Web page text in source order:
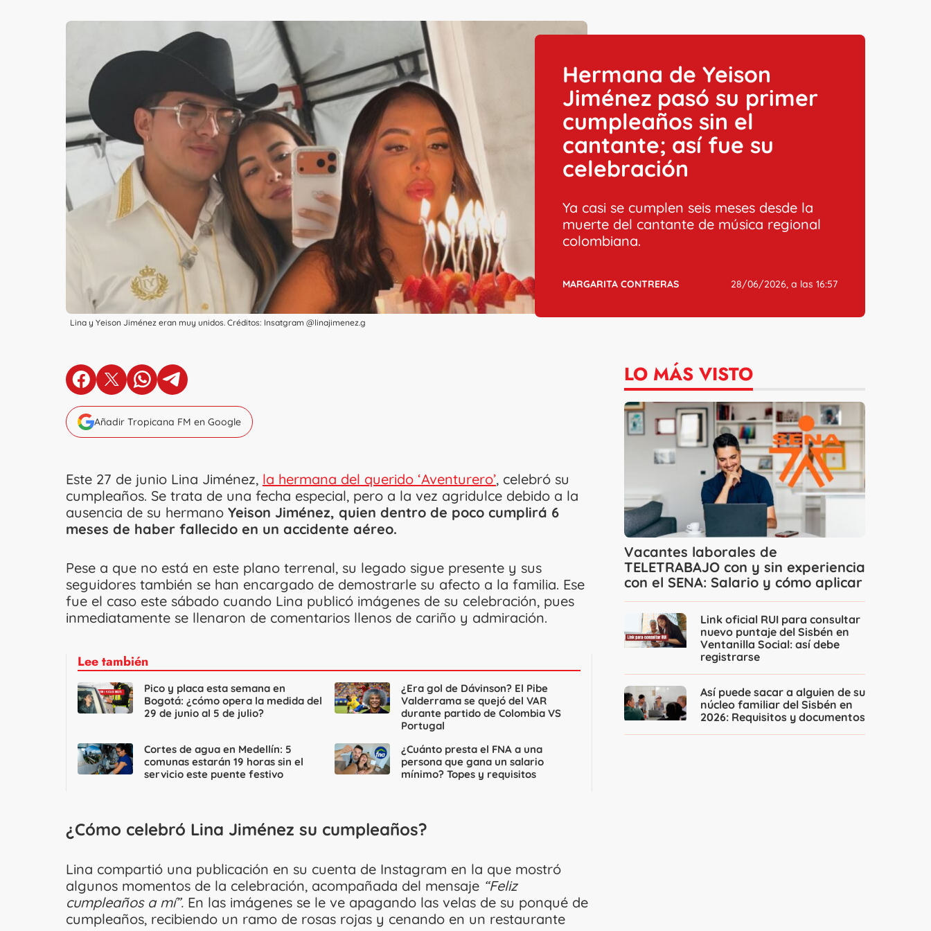
Lina y Yeison Jiménez eran muy unidos. Créditos: Insatgram @linajimenez.g
Hermana de Yeison
Jiménez pasó su primer
cumpleaños sin el
cantante; así fue su
celebración
Ya casi se cumplen seis meses desde la
muerte del cantante de música regional
colombiana.
MARGARITA CONTRERAS 28/06/2026, a las 16:57
en Facebook
en X en Whatsapp
en Telegram
Añadir Tropicana FM en Google
Este 27 de junio Lina Jiménez, la hermana del querido ‘Aventurero’, celebró su
cumpleaños. Se trata de una fecha especial, pero a la vez agridulce debido a la
ausencia de su hermano Yeison Jiménez, quien dentro de poco cumplirá 6
meses de haber fallecido en un accidente aéreo.
Pese a que no está en este plano terrenal, su legado sigue presente y sus
seguidores también se han encargado de demostrarle su afecto a la familia. Ese
fue el caso este sábado cuando Lina publicó imágenes de su celebración, pues
inmediatamente se llenaron de comentarios llenos de cariño y admiración.
Lee también
Pico y placa esta semana en
Bogotá: ¿cómo opera la medida del
29 de junio al 5 de julio?
¿Era gol de Dávinson? El Pibe
Valderrama se quejó del VAR
durante partido de Colombia VS
Portugal
Cortes de agua en Medellín: 5
comunas estarán 19 horas sin el
servicio este puente festivo
¿Cuánto presta el FNA a una
persona que gana un salario
mínimo? Topes y requisitos
¿Cómo celebró Lina Jiménez su cumpleaños?
Lina compartió una publicación en su cuenta de Instagram en la que mostró
algunos momentos de la celebración, acompañada del mensaje “Feliz
cumpleaños a mí”. En las imágenes se le ve apagando las velas de su ponqué de
cumpleaños, recibiendo un ramo de rosas rojas y cenando en un restaurante
LO MÁS VISTO
Vacantes laborales de
TELETRABAJO con y sin experiencia
con el SENA: Salario y cómo aplicar
Link oficial RUI para consultar
nuevo puntaje del Sisbén en
Ventanilla Social: así debe
registrarse
Así puede sacar a alguien de su
núcleo familiar del Sisbén en
2026: Requisitos y documentos